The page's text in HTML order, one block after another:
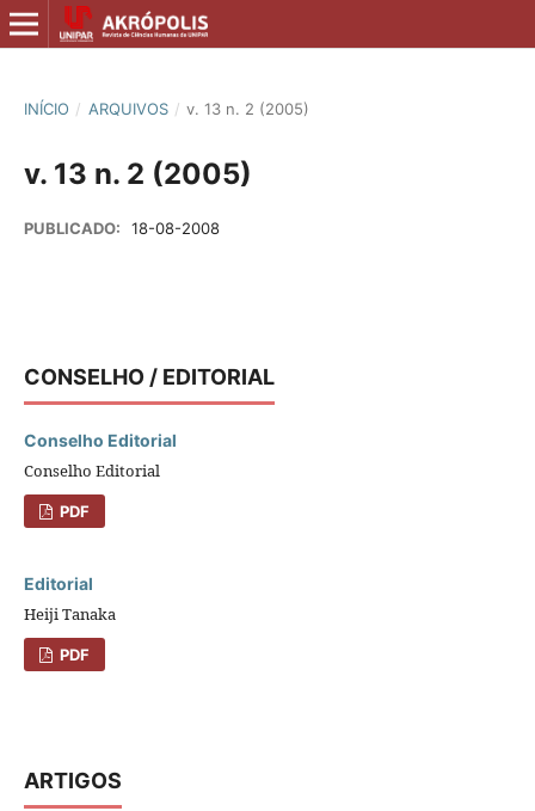
INÍCIO / ARQUIVOS / v. 13 n. 2 (2005)
v. 13 n. 2 (2005)
PUBLICADO: 18-08-2008
CONSELHO / EDITORIAL
Conselho Editorial
Conselho Editorial
PDF
Editorial
Heiji Tanaka
PDF
ARTIGOS